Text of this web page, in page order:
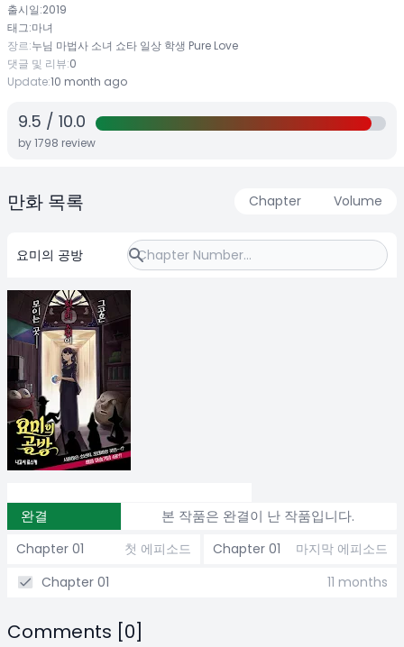
출시일:2019
태그:마녀
장르:누님 마법사 소녀 쇼타 일상 학생 Pure Love
댓글 및 리뷰:0
Update:10 month ago
9.5 / 10.0
by1798 review
만화 목록 Chapter Volume
요미의 공방
완결 본 작품은 완결이 난 작품입니다.
Chapter 01 첫 에피소드 Chapter 01
마지막 에피소드
Chapter 01
11 months
Comments [0]